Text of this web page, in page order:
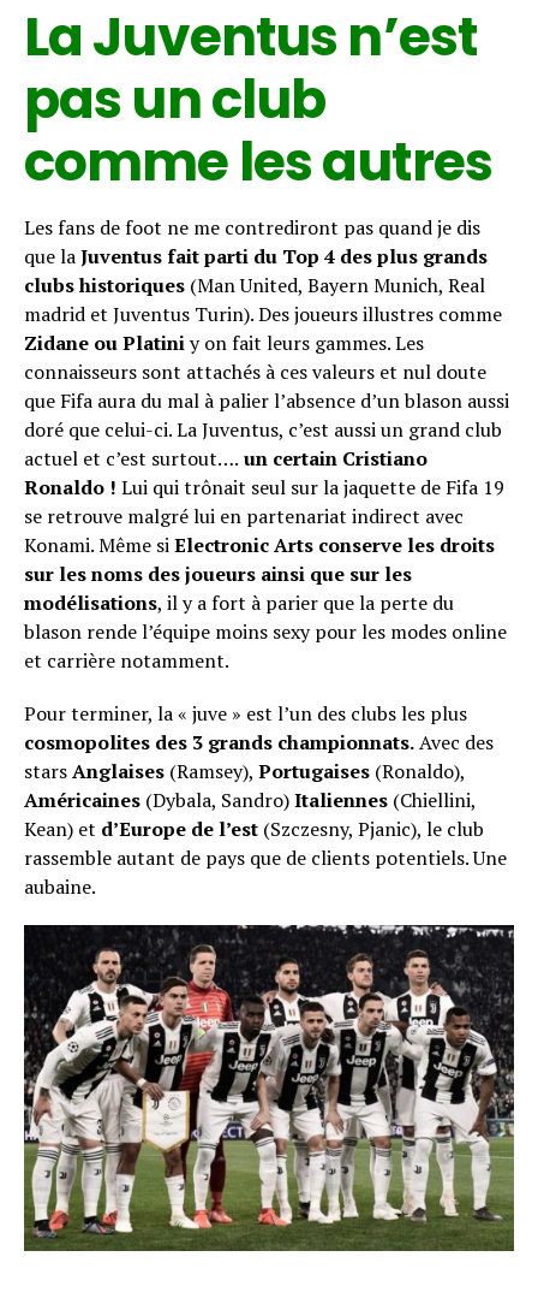
La Juventus n’est
pas un club
comme les autres
Les fans de foot ne me contrediront pas quand je dis
que laJuventus fait parti du Top 4 des plus grands
clubs historiques (Man United, Bayern Munich, Real
madrid et Juventus Turin). Des joueurs illustres comme
Zidane ou Platiniy on fait leurs gammes. Les
connaisseurs sont attachés à ces valeurs et nul doute
que Fifa aura du mal à palier l’absence d’un blason aussi
doré que celui-ci. La Juventus, c’est aussi un grand club
actuel et c’est surtout…. un certain Cristiano
Ronaldo ! Lui qui trônait seul sur la jaquette de Fifa 19
se retrouve malgré lui en partenariat indirect avec
Konami. Même siElectronic Arts conserve les droits
sur les noms des joueurs ainsi que sur les
modélisations, il y a fort à parier que la perte du
blason rende l’équipe moins sexy pour les modes online
et carrière notamment.
Pour terminer, la « juve » est l’un des clubs les plus
cosmopolites des 3 grands championnats.Avec des
starsAnglaises (Ramsey), Portugaises (Ronaldo),
Américaines (Dybala, Sandro)Italiennes (Chiellini,
Kean) et d’Europe de l’est (Szczesny, Pjanic), le club
rassemble autant de pays que de clients potentiels. Une
aubaine.